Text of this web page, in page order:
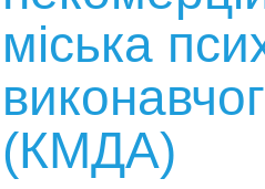
міська
(КМДА)